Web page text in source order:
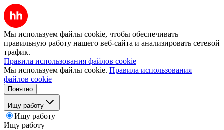
Мы используем файлы cookie, чтобы обеспечивать
правильную работу нашего веб-сайта и анализировать сетевой
трафик.
Правила использования файлов cookie
Мы используем файлы cookie. Правила использования
файлов cookie
Понятно
Ищу работу
Ищу работу
Ищу работу